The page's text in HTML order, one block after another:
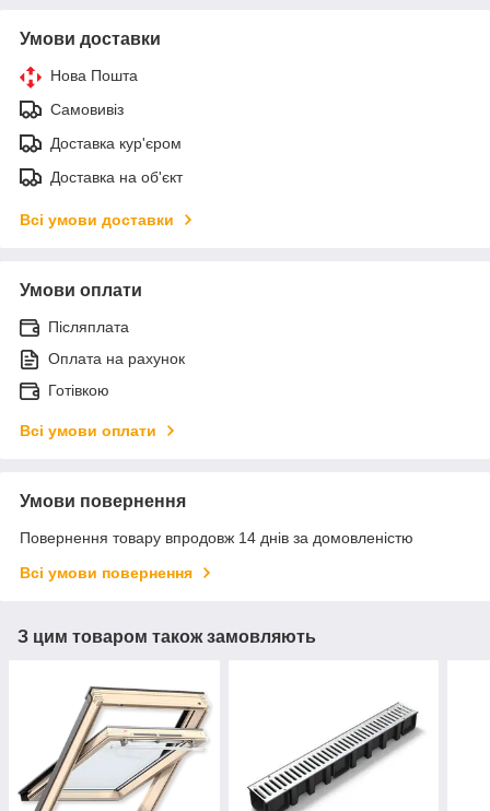
Умови доставки
Нова Пошта
Самовивіз
Доставка кур'єром
Доставка на об'єкт
Всі умови доставки
Умови оплати
Післяплата
Оплата на рахунок
Готівкою
Всі умови оплати
Умови повернення
Повернення товару впродовж 14 днів за домовленістю
Всі умови повернення
З цим товаром також замовляють